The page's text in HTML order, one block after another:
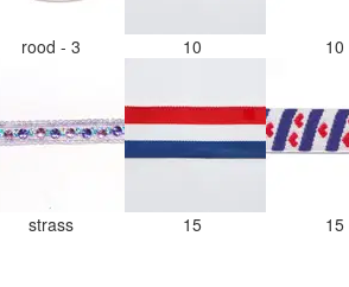
rood - 3 10 10
strass 15 15